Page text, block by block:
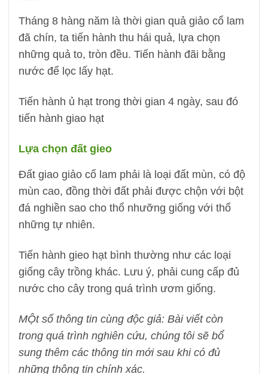
Tháng 8 hàng năm là thời gian quả giảo cổ lam
đã chín, ta tiến hành thu hái quả, lựa chọn
những quả to, tròn đều. Tiến hành đãi bằng
nước để lọc lấy hạt.
Tiến hành ủ hạt trong thời gian 4 ngày, sau đó
tiến hành giao hạt
Lựa chọn đất gieo
Đất giao giảo cổ lam phải là loại đất mùn, có độ
mùn cao, đồng thời đất phải được chộn với bột
đá nghiền sao cho thổ nhưỡng giống với thổ
những tự nhiên.
Tiến hành gieo hạt bình thường như các loại
giống cây trồng khác. Lưu ý, phải cung cấp đủ
nước cho cây trong quá trình ươm giống.
MỘt số thông tin cùng độc giả: Bài viết còn
trong quá trình nghiên cứu, chúng tôi sẽ bổ
sung thêm các thông tin mới sau khi có đủ
những thông tin chính xác.